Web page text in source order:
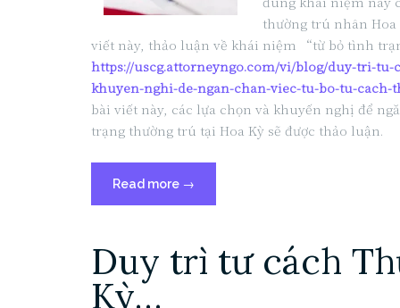
thường trú nhân Hoa
viết này, thảo luận về khái niệm “từ bỏ tình
https://uscg.attorneyngo.com/vi/blog/duy-tri-
khuyen-nghi-de-ngan-chan-viec-tu-bo-tu-cach-
bài viết này, các lựa chọn và khuyến nghị để
trạng thường trú tại Hoa Kỳ sẽ được thảo luận.
Read more “Duy
trì
cách
Thường
→
Duy trì tư cách
Kỳ…